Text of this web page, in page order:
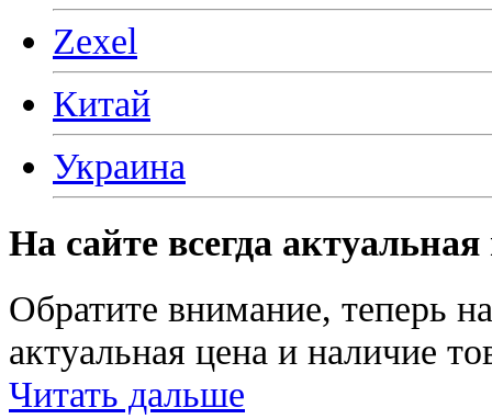
Zexel
Китай
Украина
На сайте всегда
Обратите внимание, теперь
актуальная цена и наличие
Читать дальше